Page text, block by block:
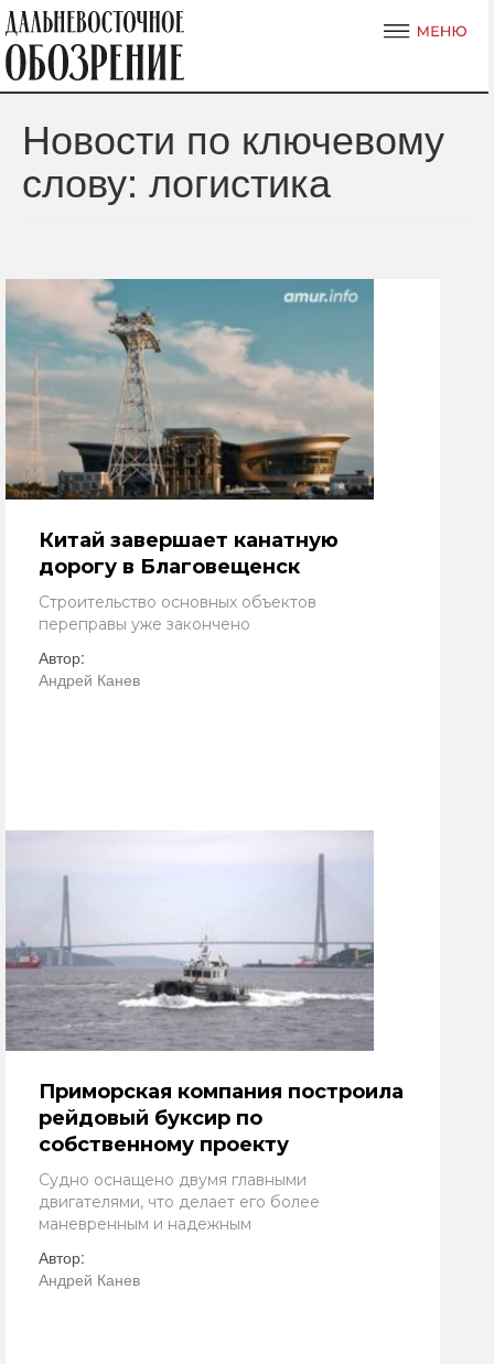
Новости по ключевому
слову: логистика
Китай завершает канатную
дорогу в Благовещенск
Строительство основных объектов
переправы уже закончено
Автор:
Андрей Канев
Приморская компания построила
рейдовый буксир по
собственному проекту
Судно оснащено двумя главными
двигателями, что делает его более
маневренным и надежным
Автор:
Андрей Канев